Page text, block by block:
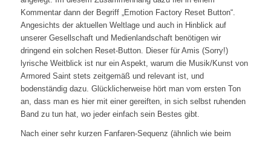
Kommentar dann der Begriff „Emotion Factory Reset Button“.
Angesichts der aktuellen Weltlage und auch in Hinblick auf
unserer Gesellschaft und Medienlandschaft benötigen wir
dringend ein solchen Reset-Button. Dieser für Amis (Sorry!)
lyrische Weitblick ist nur ein Aspekt, warum die Musik/Kunst von
Armored Saint stets zeitgemäß und relevant ist, und
bodenständig dazu. Glücklicherweise hört man vom ersten Ton
an, dass man es hier mit einer gereiften, in sich selbst ruhenden
Band zu tun hat, wo jeder einfach sein Bestes gibt.
Nach einer sehr kurzen Fanfaren-Sequenz (ähnlich wie beim